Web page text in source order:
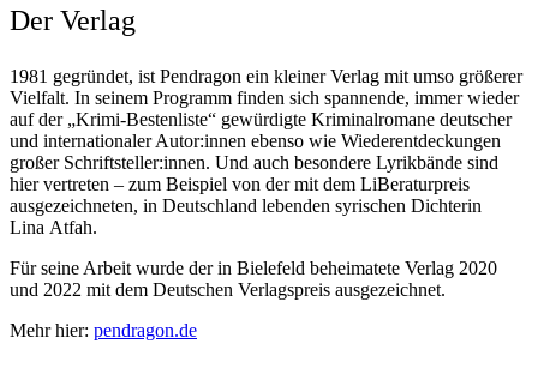
Der Verlag
1981 gegründet, ist Pendragon ein kleiner Verlag mit umso größerer
Vielfalt. In seinem Programm finden sich spannende, immer wieder
auf der „Krimi-Bestenliste“ gewürdigte Kriminalromane deutscher
und internationaler Autor:innen ebenso wie Wiederentdeckungen
großer Schriftsteller:innen. Und auch besondere Lyrikbände sind
hier vertreten – zum Beispiel von der mit dem LiBeraturpreis
ausgezeichneten, in Deutschland lebenden syrischen Dichterin
Lina Atfah.
Für seine Arbeit wurde der in Bielefeld beheimatete Verlag 2020
und 2022 mit dem Deutschen Verlagspreis ausgezeichnet.
Mehr hier: pendragon.de